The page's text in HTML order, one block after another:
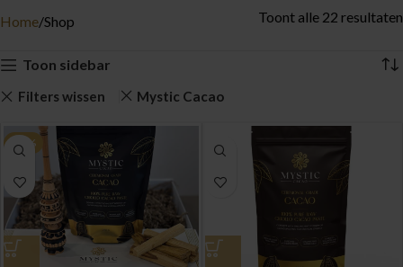
Home Shop Toont alle 22 resultaten
Toon sidebar
Filters wissen Mystic Cacao
-13%